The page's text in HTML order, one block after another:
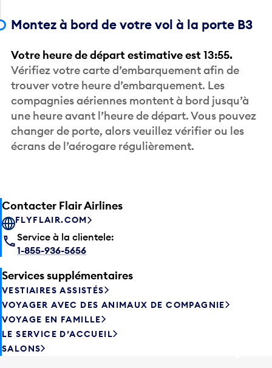
Vérifiez votre carte d’embarquement afin de
trouver votre heure d’embarquement. Les
compagnies aériennes montent à bord jusqu’à
une heure avant l’heure de départ. Vous pouvez
changer de porte, alors veuillez vérifier ou les
écrans de l’aérogare régulièrement.
FLYFLAIR.COM
Service à la clientele:
1-855-936-5656
VESTIAIRES ASSISTÉS
VOYAGER AVEC DES ANIMAUX DE COMPAGNIE
VOYAGE EN FAMILLE
LE SERVICE D’ACCUEIL
SALONS